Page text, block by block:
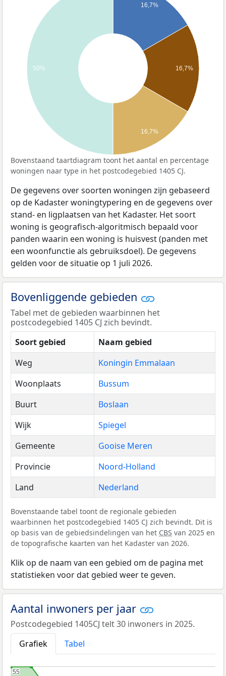
16,7%
16,7%
50%
16,7%
Bovenstaand taartdiagram toont het aantal en percentage
woningen naar type in het postcodegebied 1405 CJ.
De gegevens over soorten woningen zijn gebaseerd
op de Kadaster woningtypering en de gegevens over
stand- en ligplaatsen van het Kadaster. Het soort
woning is geografisch-algoritmisch bepaald voor
panden waarin een woning is huisvest (panden met
een woonfunctie als gebruiksdoel). De gegevens
gelden voor de situatie op 1 juli 2026.
Bovenliggende gebieden
Tabel met de gebieden waarbinnen het
postcodegebied 1405 CJ zich bevindt.
Soort gebied
Naam gebied
Weg
Koningin Emmalaan
Woonplaats
Bussum
Buurt
Boslaan
Wijk
Spiegel
Gemeente
Gooise Meren
Provincie
Noord-Holland
Land
Nederland
Bovenstaande tabel toont de regionale gebieden
waarbinnen het postcodegebied 1405 CJ zich bevindt. Dit is
op basis van de gebiedsindelingen van het CBS van 2025 en
de topografische kaarten van het Kadaster van 2026.
Klik op de naam van een gebied om de pagina met
statistieken voor dat gebied weer te geven.
Aantal inwoners per jaar
Postcodegebied 1405CJ telt 30 inwoners in 2025.
Grafiek
Tabel
55
55